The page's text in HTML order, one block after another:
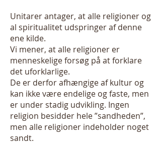
Unitarer antager, at alle religioner og
al spiritualitet udspringer af denne
ene kilde.
Vi mener, at alle religioner er
menneskelige forsøg på at forklare
det uforklarlige.
De er derfor afhængige af kultur og
kan ikke være endelige og faste, men
er under stadig udvikling. Ingen
religion besidder hele ”sandheden”,
men alle religioner indeholder noget
sandt.